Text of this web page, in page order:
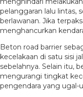
pelanggaran lalu lintas,
berlawanan. Jika
menghancurkan
Beton road barrier
kecelakaan di satu sisi
sebelahnya. Selain itu,
mengurangi tingkat
pengendara yang ugal-